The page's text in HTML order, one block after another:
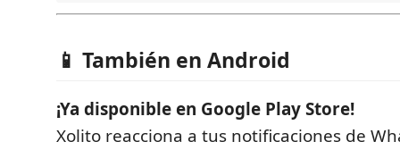
📱 También en Android
¡Ya disponible en Google Play Store!
Xolito reacciona a tus notificaciones de